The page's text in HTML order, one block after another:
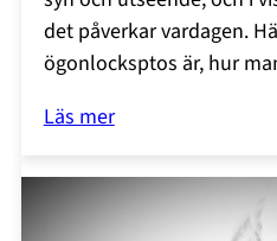
det påverkar vardagen.
ögonlocksptos är, hur
Läs mer